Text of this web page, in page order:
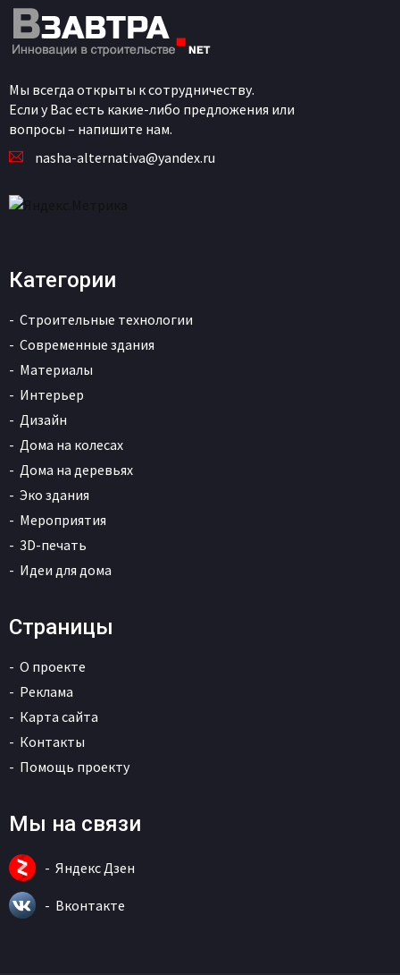
Мы всегда открыты к сотрудничеству.
Если у Вас есть какие-либо предложения или
вопросы – напишите нам.
nasha-alternativa@yandex.ru
Категории
Строительные технологии
Современные здания
Материалы
Интерьер
Дизайн
Дома на колесах
Дома на деревьях
Эко здания
Мероприятия
3D-печать
Идеи для дома
Страницы
О проекте
Реклама
Карта сайта
Контакты
Помощь проекту
Мы на связи
Яндекс Дзен
Вконтакте